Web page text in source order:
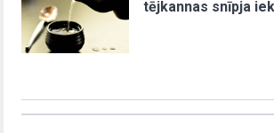
tējkannas snīpja